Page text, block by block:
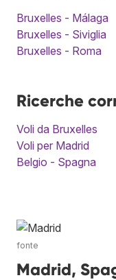
Bruxelles - Málaga
Bruxelles - Siviglia
Bruxelles - Roma
Ricerche
Voli da Bruxelles
Voli per Madrid
Belgio - Spagna
fonte
Madrid,